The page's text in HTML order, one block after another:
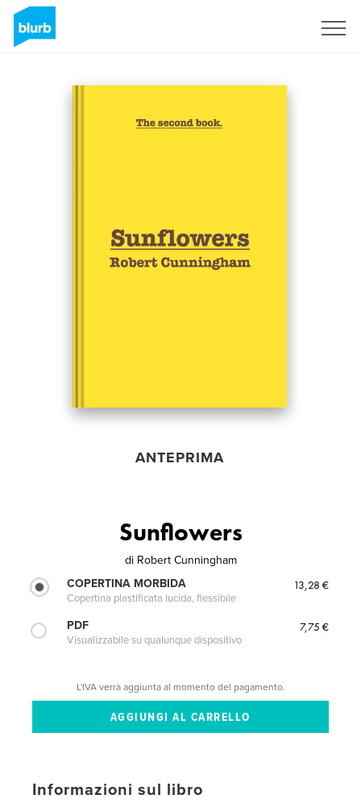
ANTEPRIMA
Sunflowers
di Robert Cunningham
COPERTINA MORBIDA
Copertina plastificata lucida, flessibile
13,28 €
PDF
Visualizzabile su qualunque dispositivo
7,75 €
L'IVA verrà aggiunta al momento del pagamento.
Informazioni sul libro